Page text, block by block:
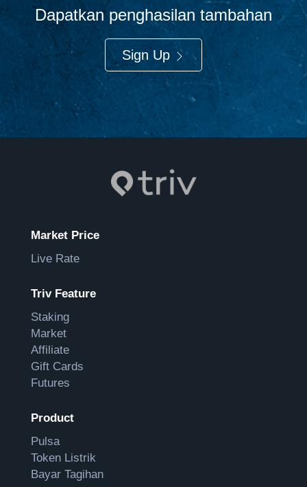
Dapatkan penghasilan tambahan
Sign Up
Market Price
Live Rate
Triv Feature
Staking
Market
Affiliate
Gift Cards
Futures
Product
Pulsa
Token Listrik
Bayar Tagihan